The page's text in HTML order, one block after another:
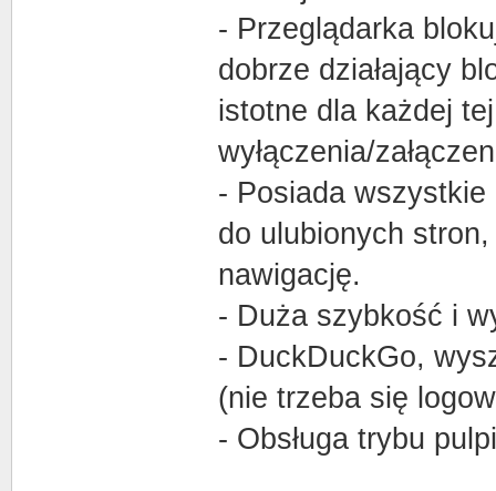
- Przeglądarka
dobrze działający
istotne dla każdej
wyłączenia/
- Posiada
do ulubionych
nawigację.
- Duża szybkość i
- DuckDuckGo,
(nie trzeba się
- Obsługa trybu